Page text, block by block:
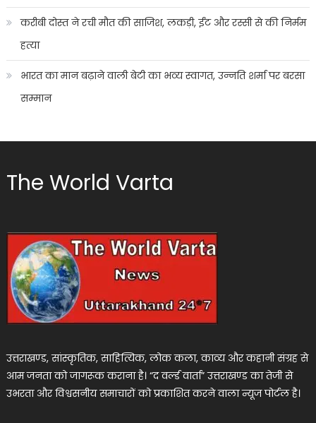
करीबी दोस्त ने रची मौत की साजिश, लकड़ी, ईंट और रस्सी से की निर्मम
हत्या
भारत का मान बढ़ाने वाली बेटी का भव्य स्वागत, उन्नति शर्मा पर बरसा
सम्मान
The World Varta
उत्तराखण्ड, सांस्कृतिक, साहित्यिक, लोक कला, काव्य और कहानी संग्रह से
आम जनता को जागरूक कराना है। “द वर्ल्ड वार्ता” उत्तराखण्ड का तेजी से
उभरता और विश्वसनीय समाचारों को प्रकाशित करने वाला न्यूज पोर्टल है।